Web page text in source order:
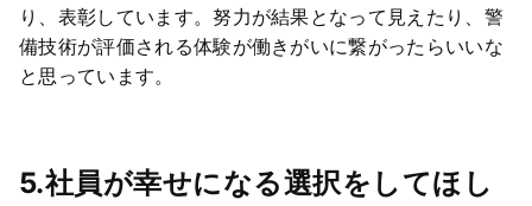
り、表彰しています。努力が結果となって見えたり、警
備技術が評価される体験が働きがいに繋がったらいいな
と思っています。
5.社員が幸せになる選択をしてほし